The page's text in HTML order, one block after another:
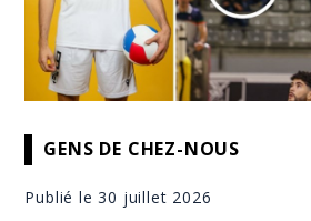
GENS DE CHEZ-NOUS
Publié le 30 juillet 2026